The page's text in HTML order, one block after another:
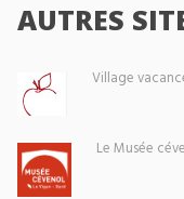
AUTRES
Village
Le Musée